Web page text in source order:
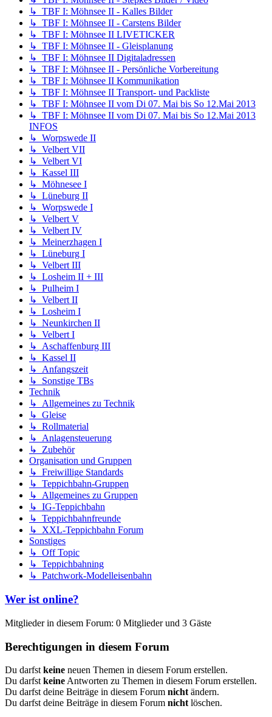
↳ TBF I: Möhnsee II - Kalles Bilder
↳ TBF I: Möhnsee II - Carstens Bilder
↳ TBF I: Möhnsee II LIVETICKER
↳ TBF I: Möhnsee II - Gleisplanung
↳ TBF I: Möhnsee II Digitaladressen
↳ TBF I: Möhnsee II - Persönliche Vorbereitung
↳ TBF I: Möhnsee II Kommunikation
↳ TBF I: Möhnsee II Transport- und Packliste
↳ TBF I: Möhnsee II vom Di 07. Mai bis So 12.Mai 2013
↳ TBF I: Möhnsee II vom Di 07. Mai bis So 12.Mai 2013
INFOS
↳ Worpswede II
↳ Velbert VII
↳ Velbert VI
↳ Kassel III
↳ Möhnesee I
↳ Lüneburg II
↳ Worpswede I
↳ Velbert V
↳ Velbert IV
↳ Meinerzhagen I
↳ Lüneburg I
↳ Velbert III
↳ Losheim II + III
↳ Pulheim I
↳ Velbert II
↳ Losheim I
↳ Neunkirchen II
↳ Velbert I
↳ Aschaffenburg III
↳ Kassel II
↳ Anfangszeit
↳ Sonstige TBs
Technik
↳ Allgemeines zu Technik
↳ Gleise
↳ Rollmaterial
↳ Anlagensteuerung
↳ Zubehör
Organisation und Gruppen
↳ Freiwillige Standards
↳ Teppichbahn-Gruppen
↳ Allgemeines zu Gruppen
↳ IG-Teppichbahn
↳ Teppichbahnfreunde
↳ XXL-Teppichbahn Forum
Sonstiges
↳ Off Topic
↳ Teppichbahning
↳ Patchwork-Modelleisenbahn
Wer ist online?
Mitglieder in diesem Forum: 0 Mitglieder und 3 Gäste
Berechtigungen in diesem Forum
Du darfst keine neuen Themen in diesem Forum erstellen.
Du darfst keine Antworten zu Themen in diesem Forum erstellen.
Du darfst deine Beiträge in diesem Forum nicht ändern.
Du darfst deine Beiträge in diesem Forum nicht löschen.